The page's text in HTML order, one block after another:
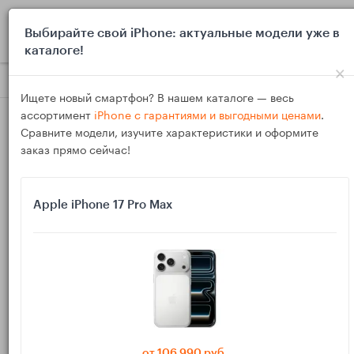
Блог Инструкции Apple TV 4K + саундбар: eARC, CEC и
13
Apple TV 4K + саундбар: eARC, CEC и выбор
модели для комнаты 18–25 м²
Выбирайте свой iPhone: актуальные модели уже в
каталоге!
×
Ищете новый смартфон? В нашем каталоге — весь
ассортимент iPhone с гарантиями и выгодными ценами.
Сравните модели, изучите характеристики и оформите
заказ прямо сейчас!
Apple iPhone 17 Pro Max